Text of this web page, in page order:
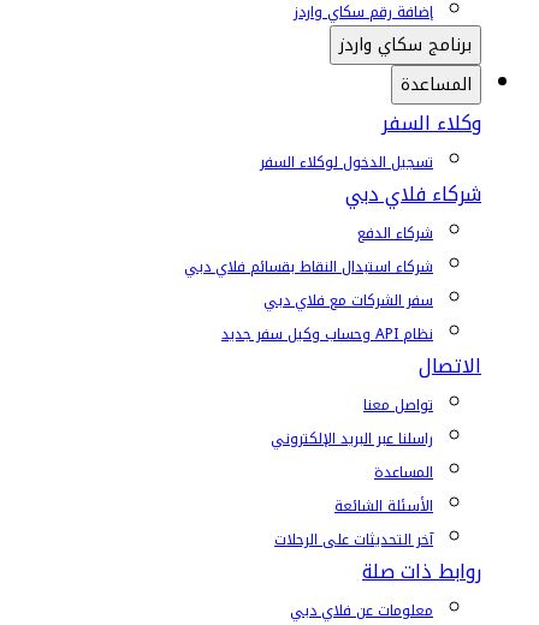
إضافة رقم سكاي واردز
برنامج سكاي واردز
المساعدة
وكلاء السفر
تسجيل الدخول لوكلاء السفر
شركاء فلاي دبي
شركاء الدفع
شركاء استبدال النقاط بقسائم فلاي دبي
سفر الشركات مع فلاي دبي
نظام API وحساب وكيل سفر جديد
الاتصال
تواصل معنا
راسلنا عبر البريد الإلكتروني
المساعدة
الأسئلة الشائعة
آخر التحديثات على الرحلات
روابط ذات صلة
معلومات عن فلاي دبي